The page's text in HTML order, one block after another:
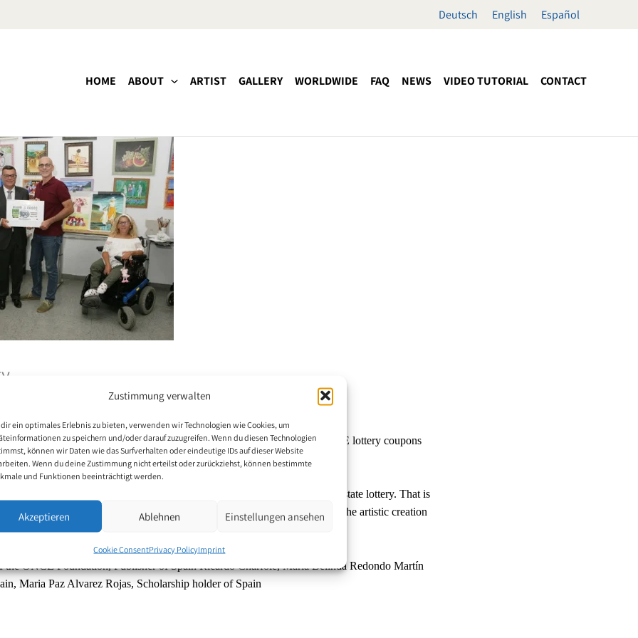
Zustimmung verwalten
ein optimales Erlebnis zu bieten, verwenden wir Technologien wie Cookies, um
zu speichern und/oder darauf zuzugreifen. Wenn du diesen Technologien
können wir Daten wie das Surfverhalten oder eindeutige IDs auf dieser Website
Wenn du deine Zustimmung nicht erteilst oder zurückziehst, können bestimmte
und Funktionen beeinträchtigt werden.
Akzeptieren Ablehnen Einstellungen ansehen
Cookie ConsentPrivacy PolicyImprint
Deutsch English Español
HOME ABOUT ARTIST GALLERY WORLDWIDE FAQ NEWS VIDEO TUTORIAL CONTACT
of the International Day of Mouth-and Foot Painters, the new ONCE lottery coupons
of the mouth and foot painting artists appeared in Spain.
for the blind and disabled that sells coupons in addition to the Spanish state lottery. That is
five and a half million coupons are distributed throughout Spain showing the artistic creation
the ONCE Foundation, Publisher of Spain Ricardo Charfolé, Maria Belinda Redondo Martín
Maria Paz Alvarez Rojas, Scholarship holder of Spain